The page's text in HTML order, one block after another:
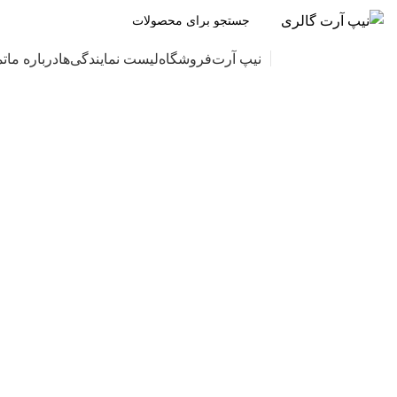
نیپ آرتفروشگاهلیست نمایندگی‌هادرباره ما